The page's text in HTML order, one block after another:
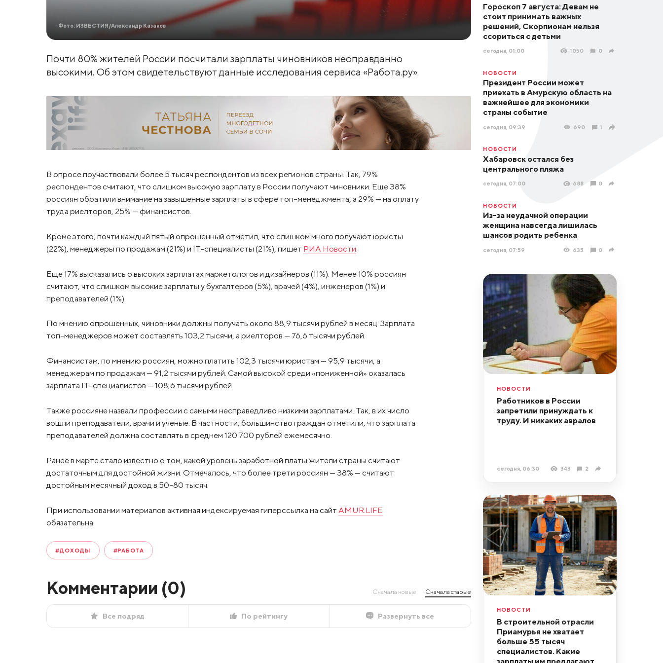
Фото: ИЗВЕСТИЯ/Александр Казаков
Почти 80% жителей России посчитали зарплаты чиновников неоправданно
высокими. Об этом свидетельствуют данные исследования сервиса «Работа.ру».
В опросе поучаствовали более 5 тысяч респондентов из всех регионов страны. Так, 79%
респондентов считают, что слишком высокую зарплату в России получают чиновники. Еще 38%
россиян обратили внимание на завышенные зарплаты в сфере топ-менеджмента, а 29% — на оплату
труда риелторов, 25% — финансистов.
Кроме этого, почти каждый пятый опрошенный отметил, что слишком много получают юристы
(22%), менеджеры по продажам (21%) и IT-специалисты (21%), пишет РИА Новости
Еще 17% высказались о высоких зарплатах маркетологов и дизайнеров (11%). Менее 10% россиян
считают, что слишком высокие зарплаты у бухгалтеров (5%), врачей (4%), инженеров (1%) и
преподавателей (1%).
По мнению опрошенных, чиновники должны получать около 88,9 тысячи рублей в месяц. Зарплата
топ-менеджеров может составлять 103,2 тысячи, а риелторов — 76,6 тысячи рублей.
Финансистам, по мнению россиян, можно платить 102,3 тысячи юристам — 95,9 тысячи, а
менеджерам по продажам — 91,2 тысячи рублей. Самой высокой среди «пониженной» оказалась
зарплата IT-специалистов — 108,6 тысячи рублей.
Также россияне назвали профессии с самыми несправедливо низкими зарплатами. Так, в их число
вошли преподаватели, врачи и ученые. В частности, большинство граждан отметили, что зарплата
преподавателей должна составлять в среднем 120 700 рублей ежемесячно.
Ранее в марте стало известно о том, какой уровень заработной платы жители страны считают
достаточным для достойной жизни. Отмечалось, что более трети россиян — 38% — считают
достойным месячный доход в 50–80 тысяч.
При использовании материалов активная индексируемая гиперссылка на сайт AMUR.LIFE
обязательна.
#ДОХОДЫ #РАБОТА
Комментарии (0) Сначала новые Сначала старые
Все подряд По рейтингу Развернуть все
Гороскоп 7 августа: Девам не
стоит принимать важных
решений, Скорпионам нельзя
ссориться с детьми
сегодня, 01:00 1050 0
НОВОСТИ
Президент России может
приехать в Амурскую область на
важнейшее для экономики
страны событие
сегодня, 09:39 690 1
НОВОСТИ
Хабаровск остался без
центрального пляжа
сегодня, 07:00 688 0
НОВОСТИ
Из-за неудачной операции
женщина навсегда лишилась
шансов родить ребенка
сегодня, 07:59 635 0
НОВОСТИ
Работников в России
запретили принуждать к
труду. И никаких авралов
сегодня, 06:30 343 2
НОВОСТИ
В строительной отрасли
Приамурья не хватает
больше 55 тысяч
специалистов. Какие
зарплаты им предлагают